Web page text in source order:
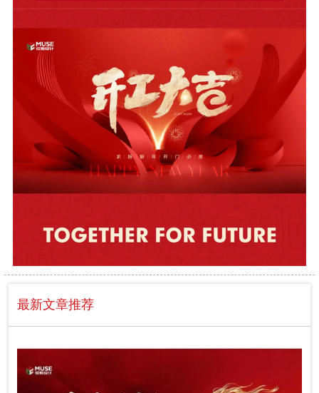
最新文章推荐